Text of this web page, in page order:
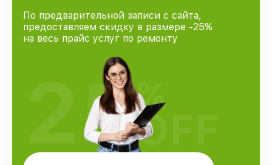
По предварительной записи с сайта,
предоставляем скидку в размере -25%
на весь прайс услуг по ремонту
25%
OFF